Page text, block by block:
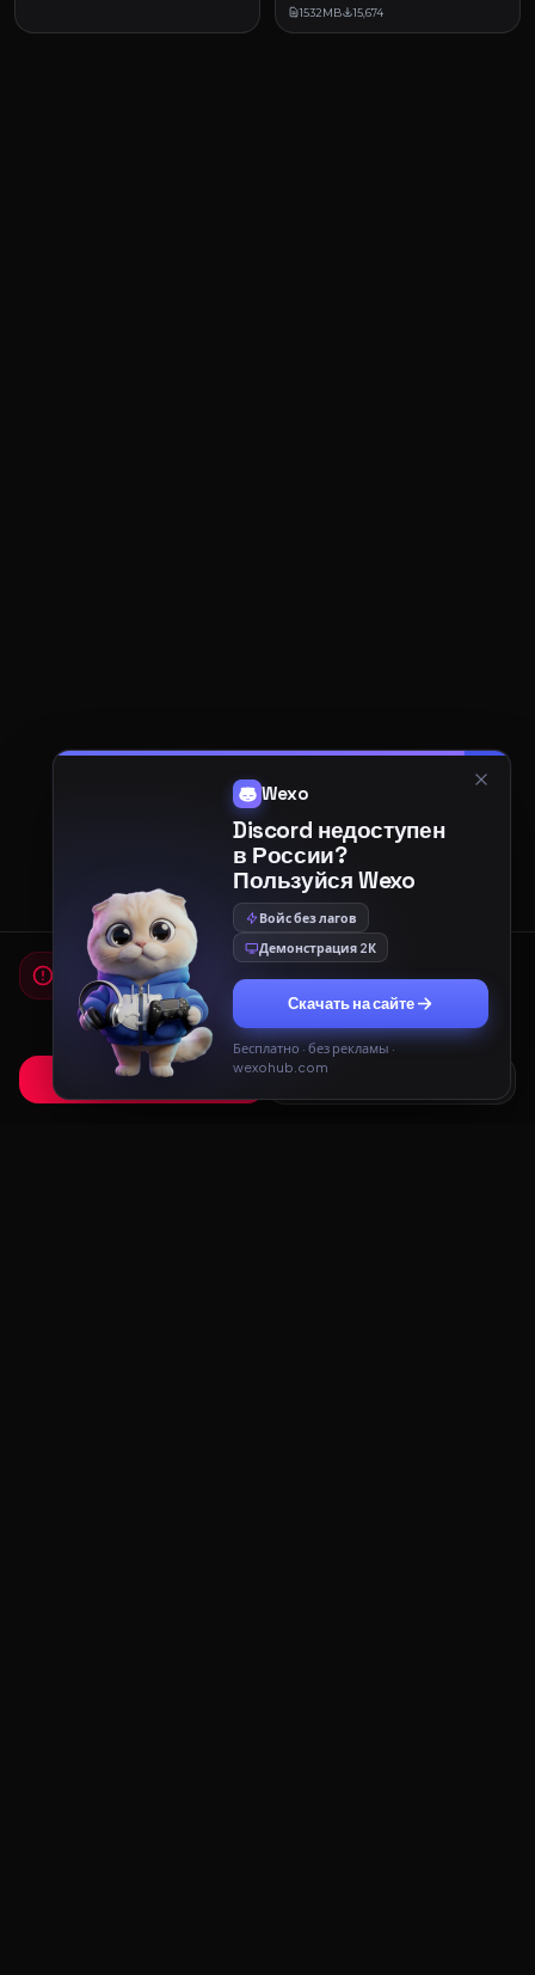
1532MB 15,674
Мы используем cookies
Для работы сайта и показа рекламы мы используем
cookies. Продолжая использовать сайт, вы соглашаетесь с
Политикой конфиденциальностииПользовательским
соглашением.
Принять Только необходимые
Wexo
Discord недоступен
в России?
Пользуйся Wexo
Войс без лагов
Демонстрация 2К
Скачать на сайте
Бесплатно · без рекламы ·
wexohub.com